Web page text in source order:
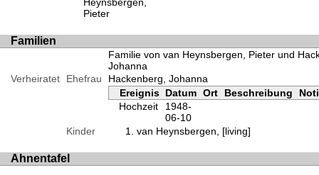
Pieter
Familien
Familie von van Heynsbergen, Pieter und
Johanna
Verheiratet
Ehefrau
Hackenberg, Johanna
Ereignis Datum Ort Beschreibung
Hochzeit
1948-
06-10
Kinder
van Heynsbergen, [living]
Ahnentafel